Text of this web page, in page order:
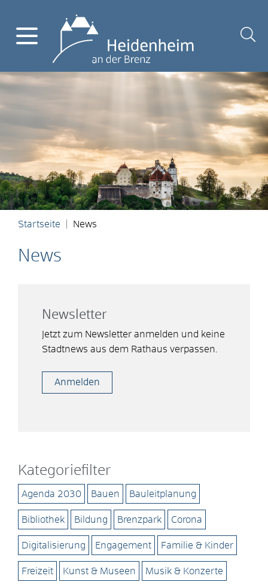
Startseite News
News
Newsletter
Jetzt zum Newsletter anmelden und keine
Stadtnews aus dem Rathaus verpassen.
Anmelden
Kategoriefilter
Agenda 2030 Bauen Bauleitplanung
Bibliothek Bildung Brenzpark Corona
Digitalisierung Engagement Familie & Kinder
Freizeit Kunst & Museen Musik & Konzerte